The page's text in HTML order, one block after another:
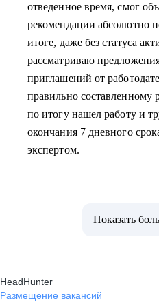
отведенное время, смог
рекомендации абсолютно
итоге, даже без статуса
рассматриваю
приглашений от
правильно составленному
по итогу нашел работу и
окончания 7 дневного
экспертом.
Показать
HeadHunter
Размещение вакансий